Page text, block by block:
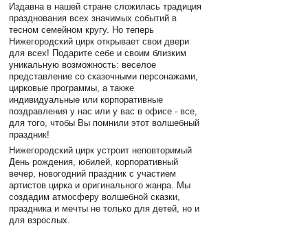
Издавна в нашей стране сложилась традиция
празднования всех значимых событий в
тесном семейном кругу. Но теперь
Нижегородский цирк открывает свои двери
для всех! Подарите себе и своим близким
уникальную возможность: веселое
представление со сказочными персонажами,
цирковые программы, а также
индивидуальные или корпоративные
поздравления у нас или у вас в офисе - все,
для того, чтобы Вы помнили этот волшебный
праздник!
Нижегородский цирк устроит неповторимый
День рождения, юбилей, корпоративный
вечер, новогодний праздник с участием
артистов цирка и оригинального жанра. Мы
создадим атмосферу волшебной сказки,
праздника и мечты не только для детей, но и
для взрослых.